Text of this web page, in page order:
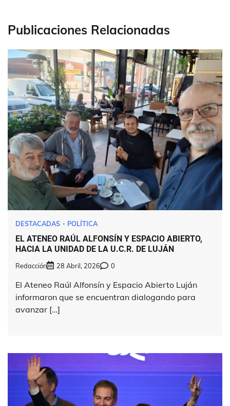
Publicaciones Relacionadas
DESTACADAS POLÍTICA
EL ATENEO RAÚL ALFONSÍN Y ESPACIO ABIERTO,
HACIA LA UNIDAD DE LA U.C.R. DE LUJÁN
Redacción 28 Abril, 2026 0
El Ateneo Raúl Alfonsín y Espacio Abierto Luján
informaron que se encuentran dialogando para
avanzar […]